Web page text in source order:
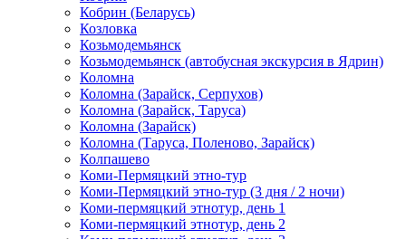
Кобрин (Беларусь)
Козловка
Козьмодемьянск
Козьмодемьянск (автобусная экскурсия в Ядрин)
Коломна
Коломна (Зарайск, Серпухов)
Коломна (Зарайск, Таруса)
Коломна (Зарайск)
Коломна (Таруса, Поленово, Зарайск)
Колпашево
Коми-Пермяцкий этно-тур
Коми-Пермяцкий этно-тур (3 дня / 2 ночи)
Коми-пермяцкий этнотур, день 1
Коми-пермяцкий этнотур, день 2